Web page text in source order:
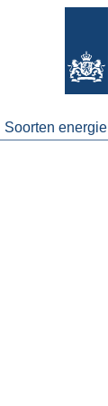
Soorten energie